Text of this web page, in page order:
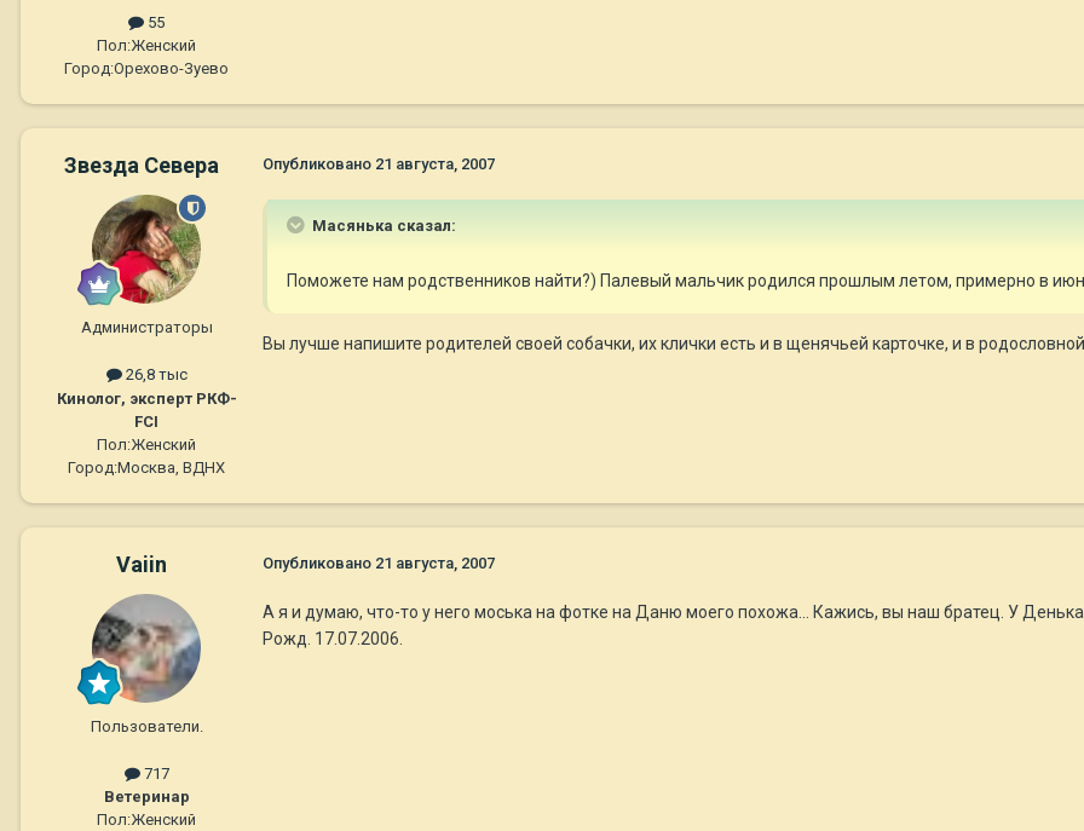
55
Пол:Женский
Город:Орехово-Зуево
Звезда Севера
Администраторы
26,8 тыс
Кинолог, эксперт РКФ-
FCI
Пол:Женский
Город:Москва, ВДНХ
Опубликовано 21 августа, 2007
Масянька сказал:
Поможете нам родственников найти?) Палевый мальчик родился прошлым летом, примерно в
Вы лучше напишите родителей своей собачки, их клички есть и в щенячьей карточке, и в
Vaiin
Пользователи.
717
Ветеринар
Пол:Женский
Опубликовано 21 августа, 2007
А я и думаю, что-то у него моська на фотке на Даню моего похожа... Кажись, вы наш братец. У
Рожд. 17.07.2006.